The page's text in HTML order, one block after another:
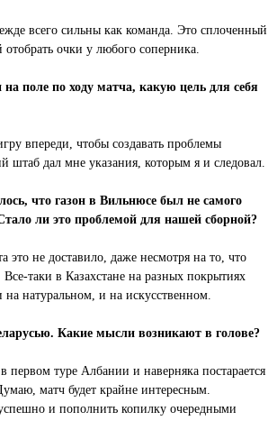
всего сильны как команда. Это сплоченный
очки у любого соперника.
поле по ходу матча, какую цель для себя
впереди, чтобы создавать проблемы
штаб дал мне указания, которым я и следовал.
что газон в Вильнюсе был не самого
ли это проблемой для нашей сборной?
это не доставило, даже несмотря на то, что
таки в Казахстане на разных покрытиях
на натуральном, и на искусственном.
Какие мысли возникают в голове?
первом туре Албании и наверняка постарается
матч будет крайне интересным.
и пополнить копилку очередными